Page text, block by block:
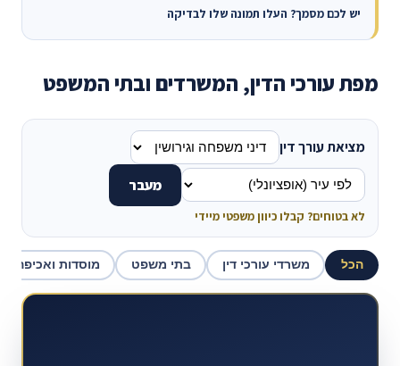
יש לכם מסמך? העלו תמונה שלו לבדיקה
מפת עורכי הדין, המשרדים ובתי המשפט
מציאת עורך דין
מעבר
לא בטוחים? קבלו כיוון משפטי מיידי
הכל משרדי עורכי דין בתי משפט מוסדות ואכיפה